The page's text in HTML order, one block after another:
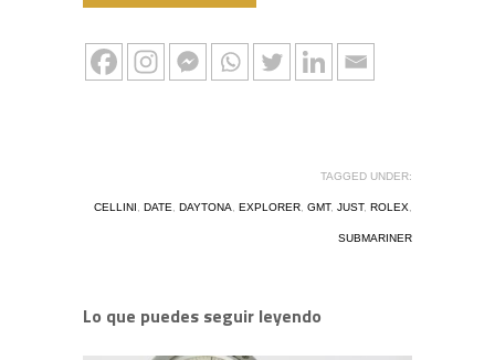
TAGGED UNDER:
CELLINI DATE DAYTONA EXPLORER GMT, JUST, ROLEX
SUBMARINER
Lo que puedes seguir leyendo